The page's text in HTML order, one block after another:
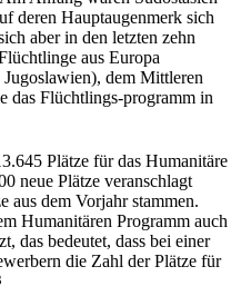
deren Hauptaugenmerk sich
aber in den letzten zehn
aus Europa
dem Mittleren
das Flüchtlings-programm in
Plätze für das Humanitäre
neue Plätze veranschlagt
aus dem Vorjahr stammen.
Humanitären Programm auch
das bedeutet, dass bei einer
die Zahl der Plätze für